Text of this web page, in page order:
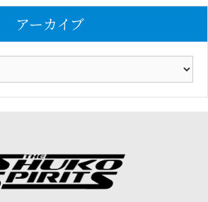
アーカイブ